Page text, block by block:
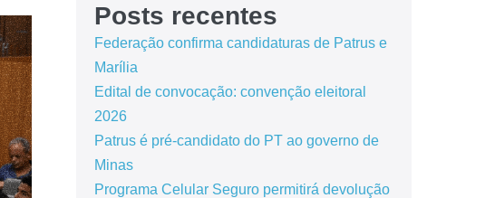
Posts recentes
Federação confirma candidaturas de Patrus e
Marília
Edital de convocação: convenção eleitoral
2026
Patrus é pré-candidato do PT ao governo de
Minas
Programa Celular Seguro permitirá devolução